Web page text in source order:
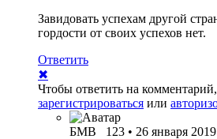
Завидовать успехам другой
гордости от своих успехов нет.
Ответить
✖
Чтобы ответить на
зарегистрироваться или
БМВ 123 • 26 января